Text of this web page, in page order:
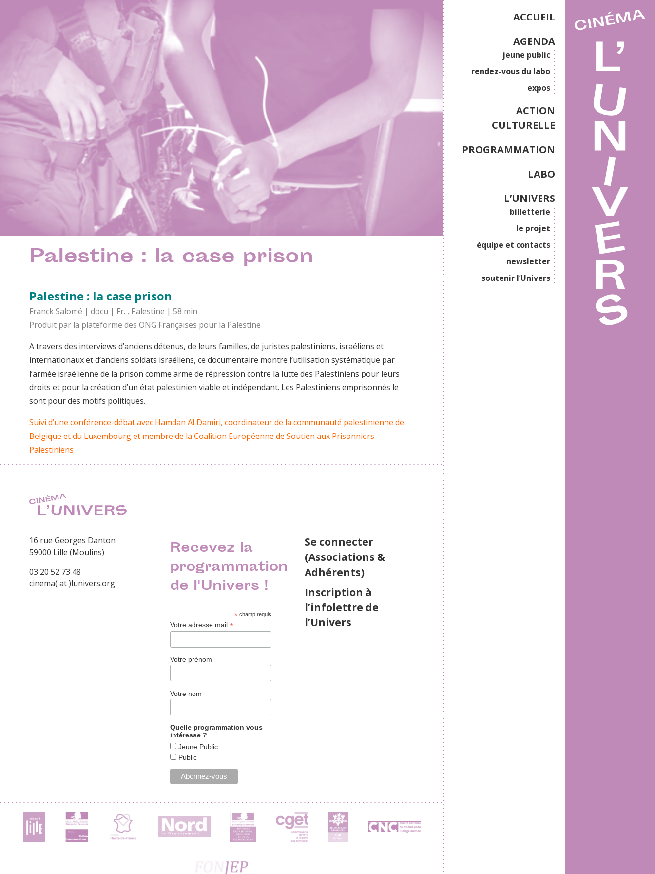
ACCUEIL
AGENDA
jeune public
rendez-vous du labo
expos
ACTION
CULTURELLE
PROGRAMMATION
LABO
L’UNIVERS
billetterie
le projet
équipe et contacts
newsletter
soutenir l’Univers
Palestine : la case prison
Palestine : la case prison
Franck Salomé | docu | Fr. , Palestine | 58 min
Produit par la plateforme des ONG Françaises pour la Palestine
A travers des interviews d’anciens détenus, de leurs familles, de juristes palestiniens, israéliens et
internationaux et d’anciens soldats israéliens, ce documentaire montre l’utilisation systématique par
l’armée israélienne de la prison comme arme de répression contre la lutte des Palestiniens pour leurs
droits et pour la création d’un état palestinien viable et indépendant. Les Palestiniens emprisonnés le
sont pour des motifs politiques.
Suivi d’une conférence-débat avec Hamdan Al Damiri, coordinateur de la communauté palestinienne de
Belgique et du Luxembourg et membre de la Coalition Européenne de Soutien aux Prisonniers
Palestiniens
16 rue Georges Danton
59000 Lille (Moulins)
03 20 52 73 48
cinema( at )lunivers.org
Recevez la
programmation
de l'Univers !
*champ requis
Votre adresse mail*
Votre prénom
Votre nom
Quelle programmation vous
intéresse ?
Jeune Public
Public
Se connecter
(Associations &
Adhérents)
Inscription à
l’infolettre de
l’Univers